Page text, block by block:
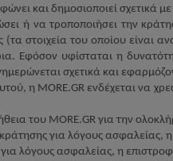
και δημοσιοποιεί σχετικά
ή να τροποποιήσει την
στοιχεία του οποίου είναι
Εφόσον υφίσταται η
σχετικά και
η MORE.GR ενδέχεται να
του MORE.GR για την
για λόγους ασφαλείας,
λόγους ασφαλείας, η